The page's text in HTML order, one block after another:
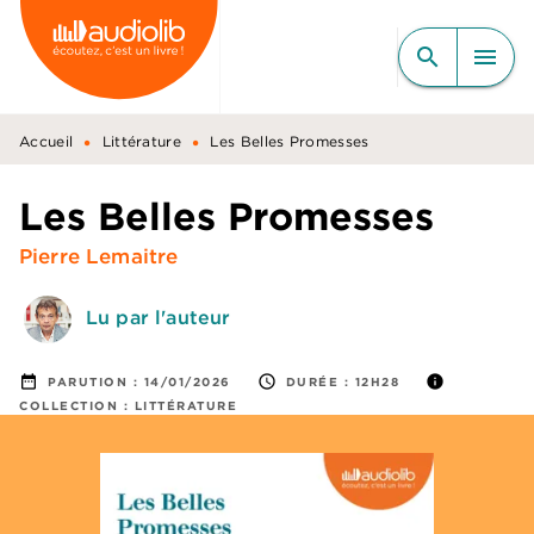
MENU RECHERCHE
CONTENU
PIED DE PAGE
search menu
Accueil • Littérature • Les Belles Promesses
Les Belles Promesses
Pierre Lemaitre
Lu par l'auteur
date_range PARUTION : 14/01/2026 access_time DURÉE : 12H28 info
COLLECTION : LITTÉRATURE